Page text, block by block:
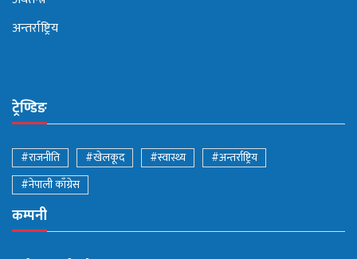
अन्तर्राष्ट्रिय
ट्रेण्डिङ
#राजनीति #खेलकूद #स्वास्थ्य
#अन्तर्राष्ट्रिय
#नेपाली काँग्रेस
कम्पनी